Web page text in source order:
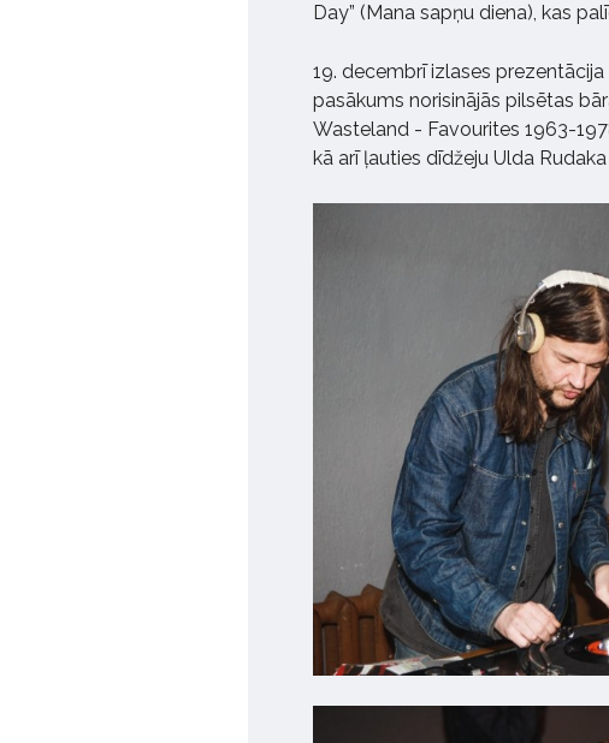
Day” (Mana sapņu diena), kas
19. decembrī izlases
pasākums norisinājās pilsētas
Wasteland - Favourites 1963-
kā arī ļauties dīdžeju Ulda